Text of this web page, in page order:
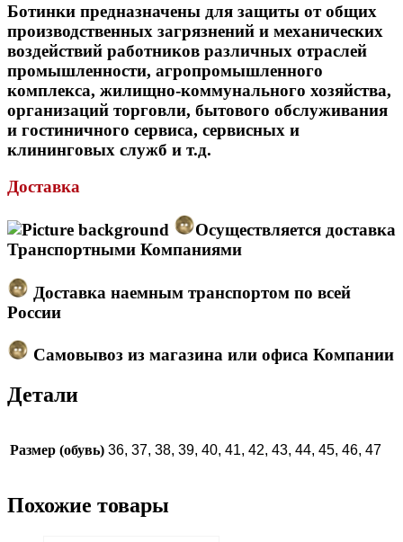
Ботинки предназначены для защиты от общих
производственных загрязнений и механических
воздействий работников различных отраслей
промышленности, агропромышленного
комплекса, жилищно-коммунального хозяйства,
организаций торговли, бытового обслуживания
и гостиничного сервиса, сервисных и
клининговых служб и т.д.
Доставка
Осуществляется доставка
Транспортными Компаниями
Доставка наемным транспортом по всей
России
Самовывоз из магазина или офиса Компании
Детали
Размер (обувь) 36, 37, 38, 39, 40, 41, 42, 43, 44, 45, 46, 47
Похожие товары